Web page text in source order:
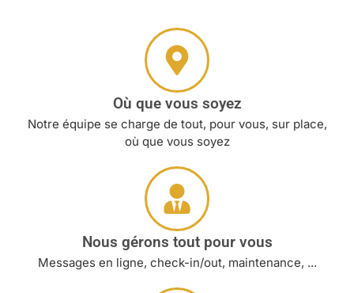
Où que vous soyez
Notre équipe se charge de tout, pour vous, sur place,
où que vous soyez
Nous gérons tout pour vous
Messages en ligne, check-in/out, maintenance, ...